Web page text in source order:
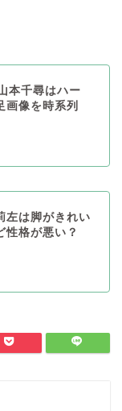
本千尋はハー
画像を時系列
左は脚がきれい
性格が悪い？